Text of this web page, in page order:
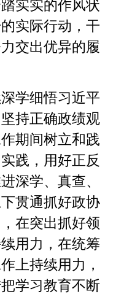
实实的作风状
实际行动，干
交出优异的履
学细悟习近平
持正确政绩观
期间树立和践
践，用好正反
深学、真查、
贯通抓好政协
在突出抓好领
用力，在统筹
上持续用力，
学习教育不断